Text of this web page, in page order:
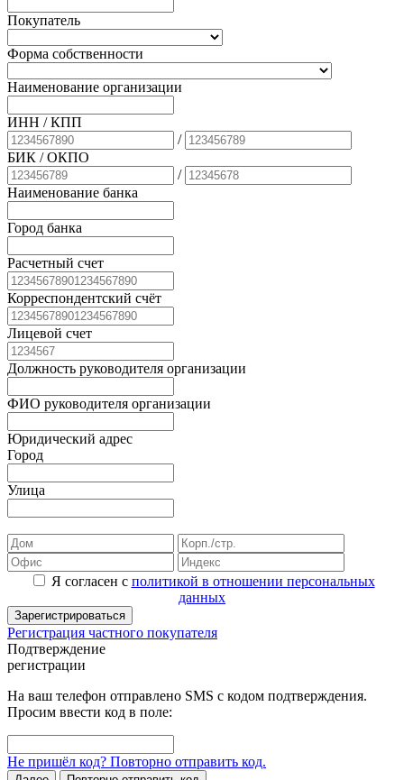
Покупатель
Форма собственности
Наименование организации
ИНН / КПП
/
БИК / ОКПО
/
Наименование банка
Город банка
Расчетный счет
Корреспондентский счёт
Лицевой счет
Должность руководителя организации
ФИО руководителя организации
Юридический адрес
Город
Улица
Я согласен с политикой в отношении персональных
данных
Зарегистрироваться
Регистрация частного покупателя
Подтверждение
регистрации
На ваш телефон отправлено SMS с кодом подтверждения.
Просим ввести код в поле:
Не пришёл код? Повторно отправить код.